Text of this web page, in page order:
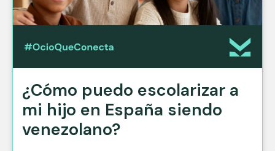
¿Cómo puedo escolarizar a
mi hijo en España siendo
venezolano?